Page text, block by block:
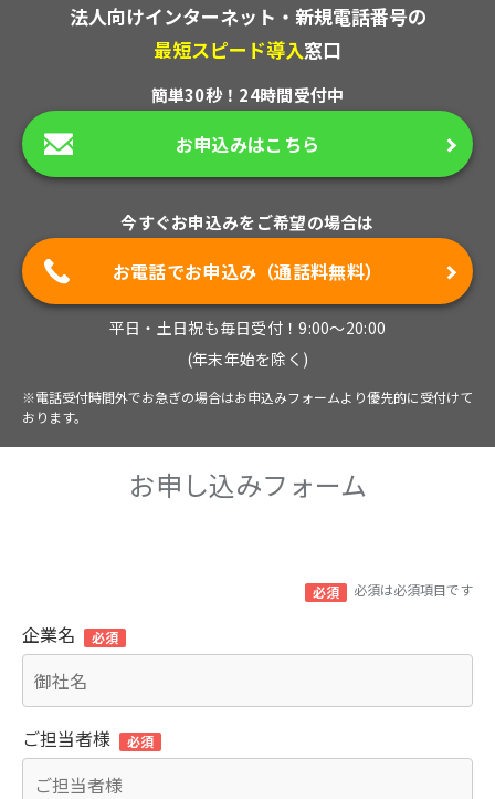
法人向けインターネット・新規電話番号の
最短スピード導入窓口
簡単30秒！24時間受付中
お申込みはこちら
今すぐお申込みをご希望の場合は
お電話でお申込み（通話料無料）
平日・土日祝も毎日受付！9:00～20:00
(年末年始を除く)
※電話受付時間外でお急ぎの場合はお申込みフォームより優先的に受付けて
おります。
お申し込みフォーム
必須 必須は必須項目です
企業名 必須
ご担当者様 必須